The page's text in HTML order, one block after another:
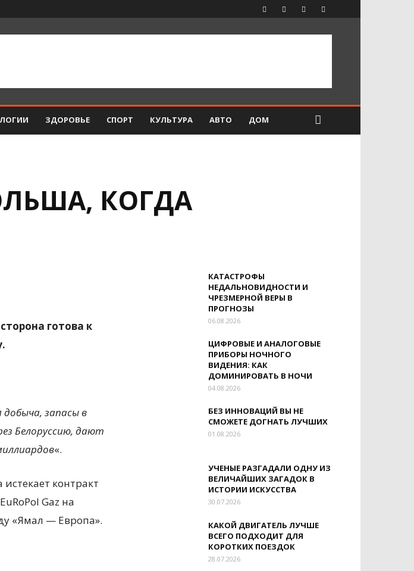
ЗДОРОВЬЕ СПОРТ КУЛЬТУРА АВТО ДОМ
КОГДА
готова к
запасы в
Белоруссию, дают
«.
контракт
Gaz на
«Ямал — Европа».
КАТАСТРОФЫ
НЕДАЛЬНОВИДНОСТИ И
ЧРЕЗМЕРНОЙ ВЕРЫ В
ПРОГНОЗЫ
06.08.2026
ЦИФРОВЫЕ И АНАЛОГОВЫЕ
ПРИБОРЫ НОЧНОГО
ВИДЕНИЯ: КАК
ДОМИНИРОВАТЬ В НОЧИ
04.08.2026
БЕЗ ИННОВАЦИЙ ВЫ НЕ
СМОЖЕТЕ ДОГНАТЬ ЛУЧШИХ
01.08.2026
УЧЕНЫЕ РАЗГАДАЛИ ОДНУ ИЗ
ВЕЛИЧАЙШИХ ЗАГАДОК В
ИСТОРИИ ИСКУССТВА
30.07.2026
КАКОЙ ДВИГАТЕЛЬ ЛУЧШЕ
ВСЕГО ПОДХОДИТ ДЛЯ
КОРОТКИХ ПОЕЗДОК
28.07.2026